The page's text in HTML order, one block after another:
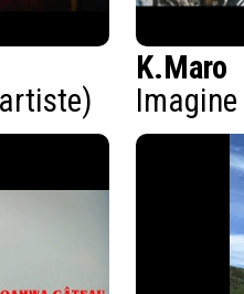
K.Maro
Imagine